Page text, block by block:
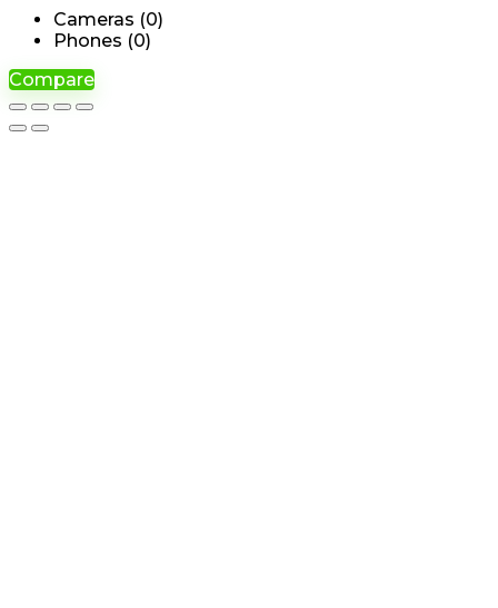
Cameras (0)
Phones (0)
Compare